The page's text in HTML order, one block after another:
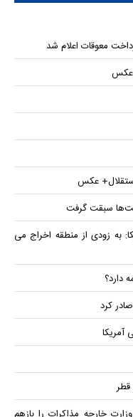
معوقات اعلام شد
عکس
عکس
سبقت گرفت
به زودی از منطقه اخراج می
دارد؟
کرد
آمریکا